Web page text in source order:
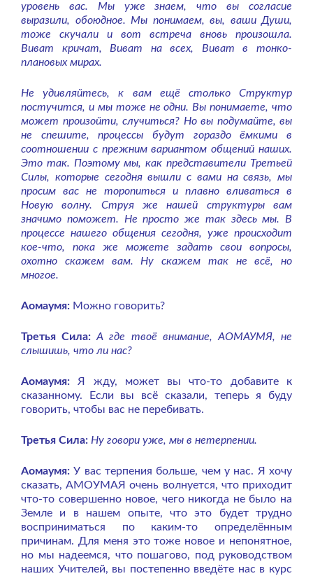
уровень вас. Мы уже знаем, что вы согласие
выразили, обоюдное. Мы понимаем, вы, ваши Души,
тоже скучали и вот встреча вновь произошла.
Виват кричат, Виват на всех, Виват в тонко-
плановых мирах.
Не удивляйтесь, к вам ещё столько Структур
постучится, и мы тоже не одни. Вы понимаете, что
может произойти, случиться? Но вы подумайте, вы
не спешите, процессы будут гораздо ёмкими в
соотношении с прежним вариантом общений наших.
Это так. Поэтому мы, как представители Третьей
Силы, которые сегодня вышли с вами на связь, мы
просим вас не торопиться и плавно вливаться в
Новую волну. Струя же нашей структуры вам
значимо поможет. Не просто же так здесь мы. В
процессе нашего общения сегодня, уже происходит
кое-что, пока же можете задать свои вопросы,
охотно скажем вам. Ну скажем так не всё, но
многое.
Аомаумя: Можно говорить?
Третья Сила: А где твоё внимание, АОМАУМЯ, не
слышишь, что ли нас?
Аомаумя: Я жду, может вы что-то добавите к
сказанному. Если вы всё сказали, теперь я буду
говорить, чтобы вас не перебивать.
Третья Сила: Ну говори уже, мы в нетерпении.
Аомаумя: У вас терпения больше, чем у нас. Я хочу
сказать, АМОУМАЯ очень волнуется, что приходит
что-то совершенно новое, чего никогда не было на
Земле и в нашем опыте, что это будет трудно
восприниматься по каким-то определённым
причинам. Для меня это тоже новое и непонятное,
но мы надеемся, что пошагово, под руководством
наших Учителей, вы постепенно введёте нас в курс